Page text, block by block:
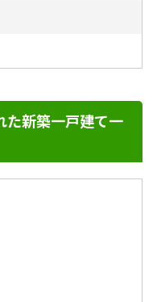
た新築一戸建て一